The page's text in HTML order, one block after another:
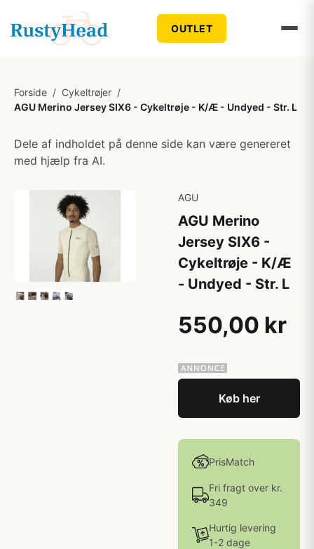
OUTLET
Forside / Cykeltrøjer /
AGU Merino Jersey SIX6 - Cykeltrøje - K/Æ - Undyed - Str. L
Dele af indholdet på denne side kan være genereret
med hjælp fra AI.
AGU
AGU Merino
Jersey SIX6 -
Cykeltrøje - K/Æ
- Undyed - Str. L
550,00 kr
Køb her
PrisMatch
Fri fragt over kr.
349
Hurtig levering
1-2 dage